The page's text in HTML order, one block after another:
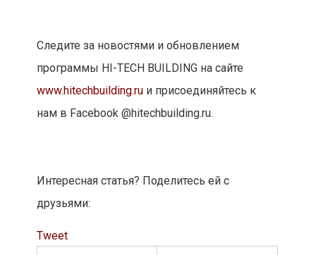
Следите за новостями и обновлением
программы HI-TECH BUILDING на сайте
www.hitechbuilding.ruи присоединяйтесь к
нам в Facebook @hitechbuilding.ru.
Интересная статья? Поделитесь ей с
друзьями:
Tweet